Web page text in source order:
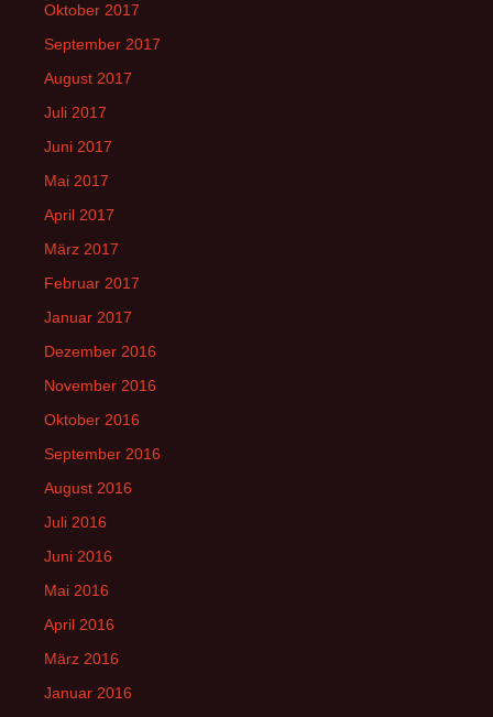
Oktober 2017
September 2017
August 2017
Juli 2017
Juni 2017
Mai 2017
April 2017
März 2017
Februar 2017
Januar 2017
Dezember 2016
November 2016
Oktober 2016
September 2016
August 2016
Juli 2016
Juni 2016
Mai 2016
April 2016
März 2016
Januar 2016